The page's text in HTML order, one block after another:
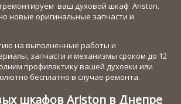
ваш духовой шкаф Ariston.
новые оригинальные запчасти и
на выполненные работы и
запчасти и механизмы сроком до 12
профилактику вашей духовки или
бесплатно в случае ремонта.
шкафов Ariston в Днепре